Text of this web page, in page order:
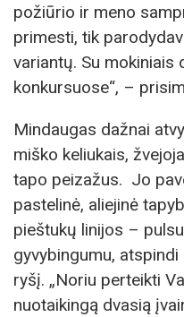
požiūrio ir meno
primesti, tik
variantų. Su mokiniais
konkursuose“, –
Mindaugas dažnai
miško keliukais,
tapo peizažus. Jo
pastelinė, aliejinė
pieštukų linijos –
gyvybingumu,
ryšį. „Noriu perteikti
nuotaikingą dvasią